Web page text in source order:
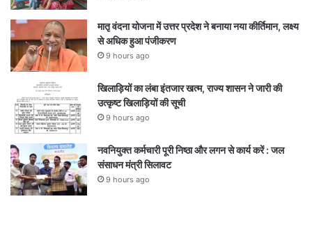
मातृ वंदना योजना में उत्तर प्रदेश ने बनाया नया कीर्तिमान, लक्ष्य
से अधिक हुआ पंजीकरण
9 hours ago
खिलाड़ियों का लंबा इंतजार खत्म, राज्य शासन ने जारी की
उत्कृष्ट खिलाड़ियों की सूची
9 hours ago
नवनियुक्त कर्मचारी पूरी निष्ठा और लगन से कार्य करें : जल
संसाधन मंत्री सिलावट
9 hours ago